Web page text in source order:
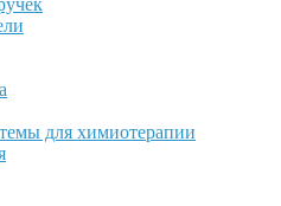
для химиотерапии